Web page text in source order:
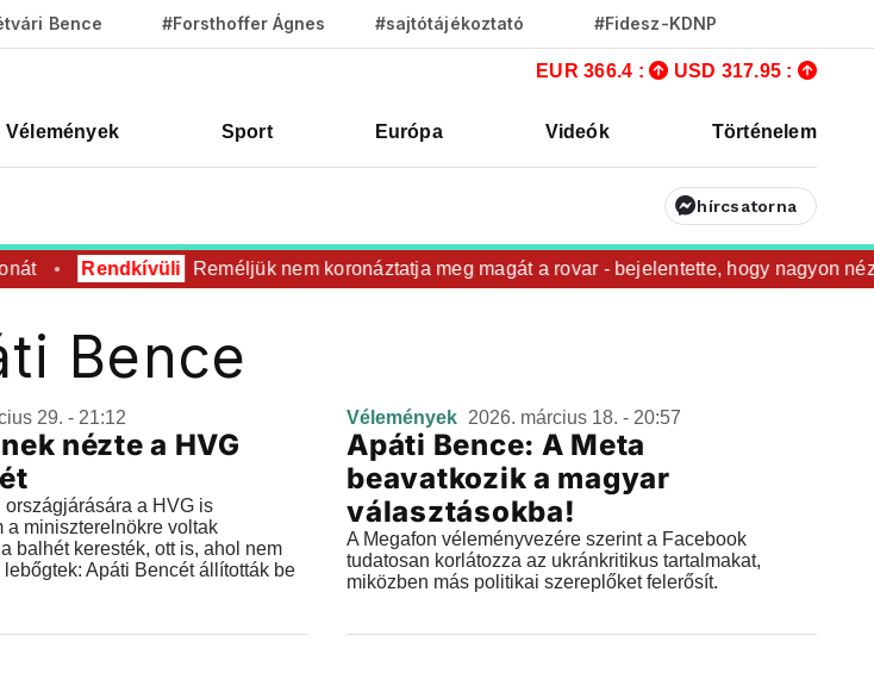
Bence #Forsthoffer Ágnes #sajtótájékoztató #Fidesz-KDNP
EUR 366.4 : USD 317.95 :
Vélemények Sport Európa Videók Történelem
hírcsatorna
Rendkívüli Reméljük nem koronáztatja meg magát a rovar - bejelentette, hogy nagyon nézi
Bence
29. - 21:12
nézte a HVG
a HVG is
a miniszterelnökre voltak
balhét keresték, ott is, ahol nem
Apáti Bencét állították be
Vélemények 2026. március 18. - 20:57
Apáti Bence: A Meta
beavatkozik a magyar
választásokba!
A Megafon véleményvezére szerint a Facebook
tudatosan korlátozza az ukránkritikus tartalmakat,
miközben más politikai szereplőket felerősít.